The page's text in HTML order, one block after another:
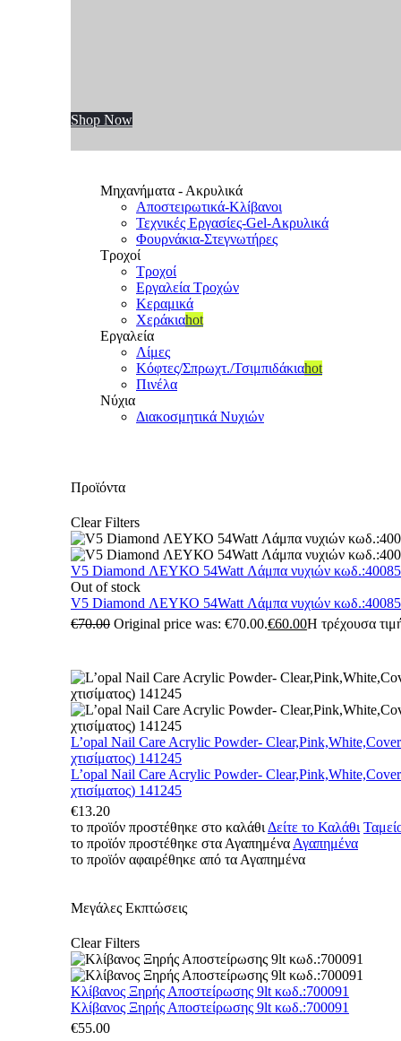
Shop Now
Μηχανήματα - Ακρυλικά
Αποστειρωτικά-Κλίβανοι
Τεχνικές Εργασίες-Gel-Ακρυλικά
Φουρνάκια-Στεγνωτήρες
Τροχοί
Τροχοί
Εργαλεία Τροχών
Κεραμικά
Χεράκιαhot
Εργαλεία
Λίμες
Κόφτες/Σπρωχτ./Τσιμπιδάκιαhot
Πινέλα
Νύχια
Διακοσμητικά Νυχιών
Προϊόντα
Clear Filters
V5 Diamond ΛΕΥΚΟ 54Watt Λάμπα νυχιών
Out of stock
V5 Diamond ΛΕΥΚΟ 54Watt Λάμπα νυχιών
€70.00 Original price was: €70.00.€60.00Η τρέχουσα
L’opal Nail Care Acrylic Powder-
χτισίματος) 141245
L’opal Nail Care Acrylic Powder-
χτισίματος) 141245
€13.20
το προϊόν προστέθηκε στο καλάθι Δείτε το Καλάθι
το προϊόν προστέθηκε στα Αγαπημένα Αγαπημένα
το προϊόν αφαιρέθηκε από τα Αγαπημένα
Μεγάλες Εκπτώσεις
Clear Filters
Κλίβανος Ξηρής Αποστείρωσης 9lt κωδ.:700091
Κλίβανος Ξηρής Αποστείρωσης 9lt κωδ.:700091
€55.00